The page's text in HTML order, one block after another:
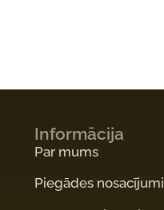
Informācija
Par mums
Piegādes nosacījumi